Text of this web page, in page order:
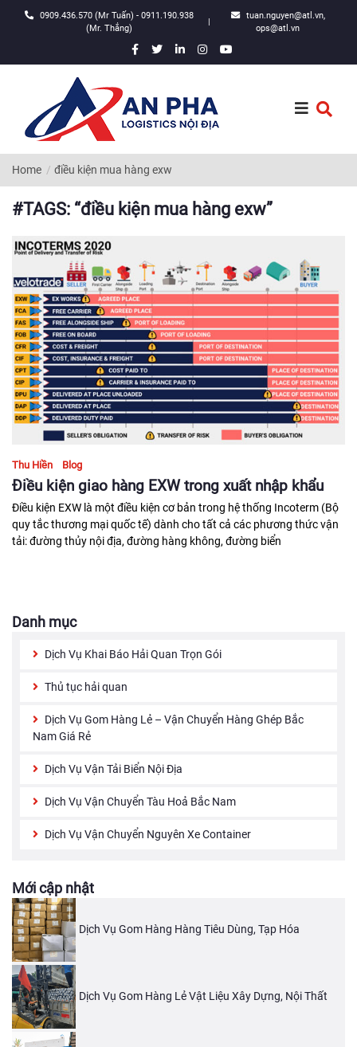
0909.436.570 (Mr Tuấn) - 0911.190.938
(Mr. Thắng)
|
tuan.nguyen@atl.vn,
ops@atl.vn
Home điều kiện mua hàng exw
#TAGS: “điều kiện mua hàng exw”
Thu Hiền Blog
Điều kiện giao hàng EXW trong xuất nhập khẩu
Điều kiện EXW là một điều kiện cơ bản trong hệ thống Incoterm (Bộ
quy tắc thương mại quốc tế) dành cho tất cả các phương thức vận
tải: đường thủy nội địa, đường hàng không, đường biển
Danh mục
Dịch Vụ Khai Báo Hải Quan Trọn Gói
Thủ tục hải quan
Dịch Vụ Gom Hàng Lẻ – Vận Chuyển Hàng Ghép Bắc
Nam Giá Rẻ
Dịch Vụ Vận Tải Biển Nội Địa
Dịch Vụ Vận Chuyển Tàu Hoả Bắc Nam
Dịch Vụ Vận Chuyển Nguyên Xe Container
Mới cập nhật
Dịch Vụ Gom Hàng Hàng Tiêu Dùng, Tạp Hóa
Dịch Vụ Gom Hàng Lẻ Vật Liệu Xây Dựng, Nội Thất